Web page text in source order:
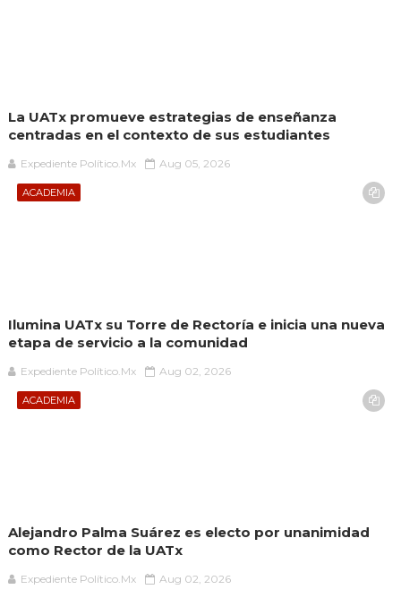
La UATx promueve estrategias de enseñanza
centradas en el contexto de sus estudiantes
Expediente Político.Mx Aug 05, 2026
ACADEMIA
Ilumina UATx su Torre de Rectoría e inicia una nueva
etapa de servicio a la comunidad
Expediente Político.Mx Aug 02, 2026
ACADEMIA
Alejandro Palma Suárez es electo por unanimidad
como Rector de la UATx
Expediente Político.Mx Aug 02, 2026